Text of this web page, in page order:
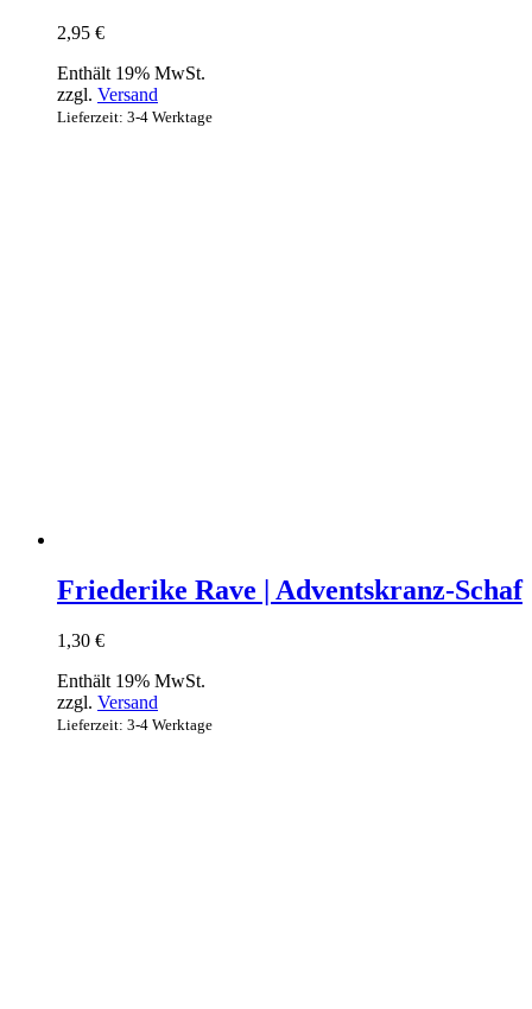
2,95 €
Enthält 19% MwSt.
zzgl. Versand
Lieferzeit: 3-4 Werktage
Friederike Rave | Adventskranz-Schaf
1,30 €
Enthält 19% MwSt.
zzgl. Versand
Lieferzeit: 3-4 Werktage